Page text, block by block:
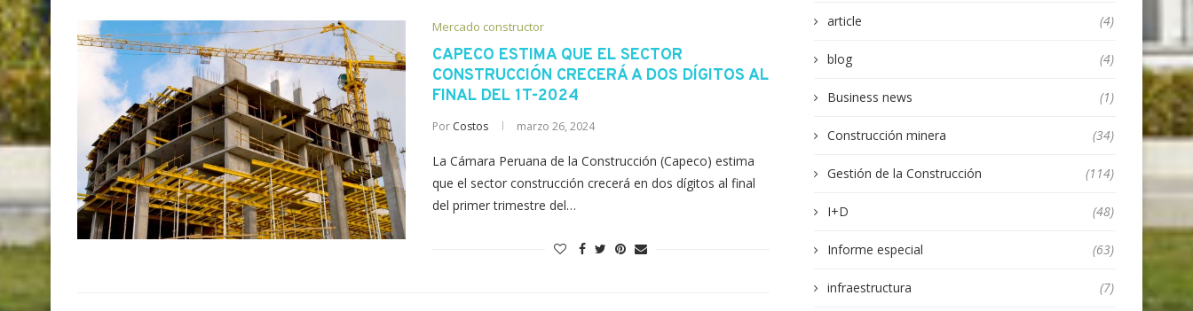
Mercado constructor
CAPECO ESTIMA QUE EL SECTOR
CONSTRUCCIÓN CRECERÁ A DOS DÍGITOS AL
FINAL DEL 1T-2024
Por Costos marzo 26, 2024
La Cámara Peruana de la Construcción (Capeco) estima
que el sector construcción crecerá en dos dígitos al final
del primer trimestre del…
article (4)
blog (4)
Business news (1)
Construcción minera (34)
Gestión de la Construcción (114)
I+D (48)
Informe especial (63)
infraestructura (7)